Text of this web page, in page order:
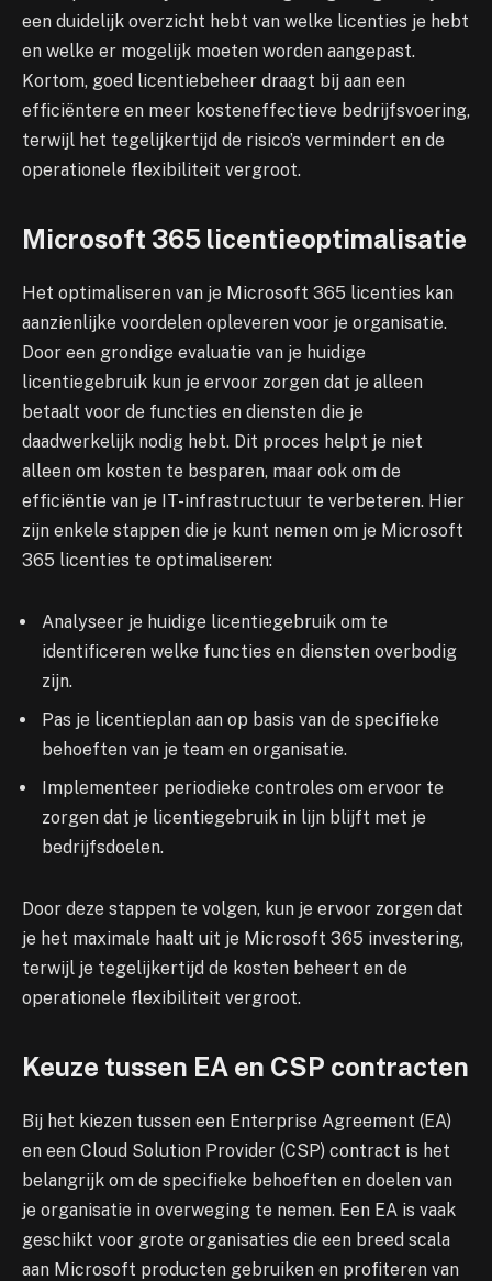
een duidelijk overzicht hebt van welke licenties je hebt
en welke er mogelijk moeten worden aangepast.
Kortom, goed licentiebeheer draagt bij aan een
efficiëntere en meer kosteneffectieve bedrijfsvoering,
terwijl het tegelijkertijd de risico’s vermindert en de
operationele flexibiliteit vergroot.
Microsoft 365 licentieoptimalisatie
Het optimaliseren van je Microsoft 365 licenties kan
aanzienlijke voordelen opleveren voor je organisatie.
Door een grondige evaluatie van je huidige
licentiegebruik kun je ervoor zorgen dat je alleen
betaalt voor de functies en diensten die je
daadwerkelijk nodig hebt. Dit proces helpt je niet
alleen om kosten te besparen, maar ook om de
efficiëntie van je IT-infrastructuur te verbeteren. Hier
zijn enkele stappen die je kunt nemen om je Microsoft
365 licenties te optimaliseren:
Analyseer je huidige licentiegebruik om te
identificeren welke functies en diensten overbodig
zijn.
Pas je licentieplan aan op basis van de specifieke
behoeften van je team en organisatie.
Implementeer periodieke controles om ervoor te
zorgen dat je licentiegebruik in lijn blijft met je
bedrijfsdoelen.
Door deze stappen te volgen, kun je ervoor zorgen dat
je het maximale haalt uit je Microsoft 365 investering,
terwijl je tegelijkertijd de kosten beheert en de
operationele flexibiliteit vergroot.
Keuze tussen EA en CSP contracten
Bij het kiezen tussen een Enterprise Agreement (EA)
en een Cloud Solution Provider (CSP) contract is het
belangrijk om de specifieke behoeften en doelen van
je organisatie in overweging te nemen. Een EA is vaak
geschikt voor grote organisaties die een breed scala
aan Microsoft producten gebruiken en profiteren van